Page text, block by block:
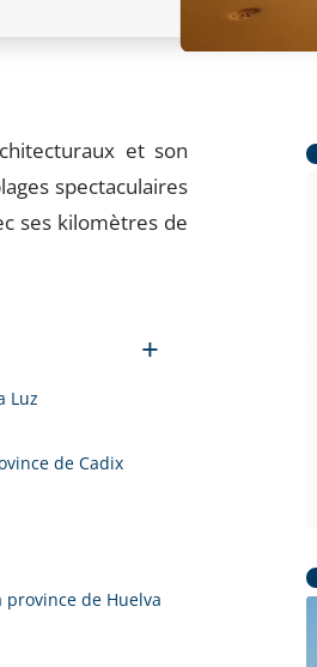
et son
spectaculaires
ses kilomètres de
Luz
de Cadix
de Huelva